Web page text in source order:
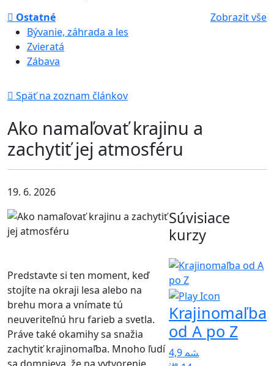
Ostatné
Zobrazit vše
Bývanie, záhrada a les
Zvieratá
Zábava
Späť na zoznam článkov
Ako namaľovať krajinu a
zachytiť jej atmosféru
19. 6. 2026
Predstavte si ten moment, keď
stojíte na okraji lesa alebo na
brehu mora a vnímate tú
neuveriteľnú hru farieb a svetla.
Práve také okamihy sa snažia
zachytiť krajinomaľba. Mnoho ľudí
Súvisiace
kurzy
Krajinomaľba
od A po Z
4,9